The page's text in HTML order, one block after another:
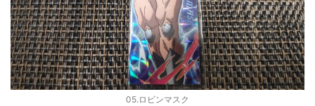
05.ロビンマスク